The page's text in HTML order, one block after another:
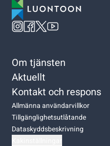
Om tjänsten
Aktuellt
Kontakt och respons
Allmänna användarvillkor
Tillgänglighetsutlåtande
Dataskyddsbeskrivning